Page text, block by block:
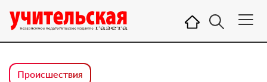
Происшествия